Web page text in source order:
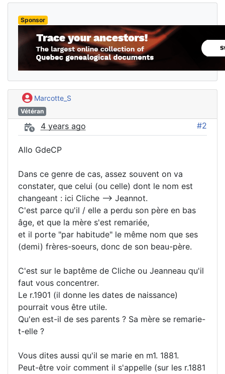
Sponsor
Marcotte_S
Vétéran
4 years ago #2
Allo GdeCP
Dans ce genre de cas, assez souvent on va
constater, que celui (ou celle) dont le nom est
changeant : ici Cliche --> Jeannot.
C'est parce qu'il / elle a perdu son père en bas
âge, et que la mère s'est remariée,
et il porte "par habitude" le même nom que ses
(demi) frères-soeurs, donc de son beau-père.
C'est sur le baptême de Cliche ou Jeanneau qu'il
faut vous concentrer.
Le r.1901 (il donne les dates de naissance)
pourrait vous être utile.
Qu'en est-il de ses parents ? Sa mère se remarie-
t-elle ?
Vous dites aussi qu'il se marie en m1. 1881.
Peut-être voir comment il s'appelle (sur les r.1881